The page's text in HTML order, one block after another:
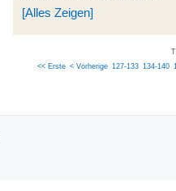
[Alles Zeigen]
<< Erste < Vorherige 127-133 134-140